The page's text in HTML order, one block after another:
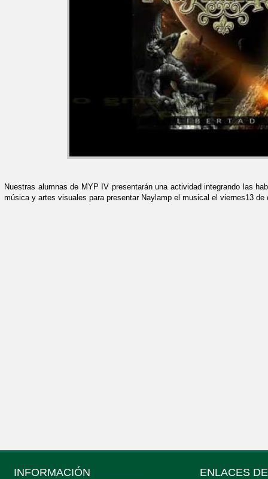
Nuestras alumnas de MYP IV presentarán una actividad integrando las
música y artes visuales para presentar Naylamp el musical el viernes13 de
INFORMACIÓN ENLACES